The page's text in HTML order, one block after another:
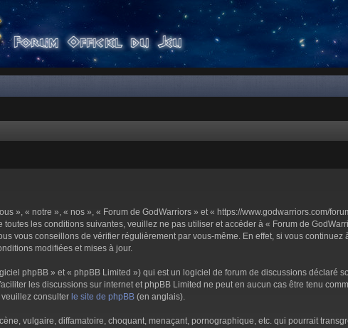
», « notre », « nos », « Forum de GodWarriors » et « https://www.godwarriors.com/
les conditions suivantes, veuillez ne pas utiliser et accéder à « Forum de
vous conseillons de vérifier régulièrement par vous-même. En effet, si vous
modifiées et mises à jour.
phpBB » et « phpBB Limited ») qui est un logiciel de forum de discussions déclaré
les discussions sur internet et phpBB Limited ne peut en aucun cas être tenu
veuillez consulter le site de phpBB (en anglais).
vulgaire, diffamatoire, choquant, menaçant, pornographique, etc. qui pourrait